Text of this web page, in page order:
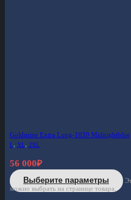
Goldmine Extra Long-1039 Midnightblue
L, XL, 2XL
56 000₽
Выберите параметры
можно выбрать на странице товара.